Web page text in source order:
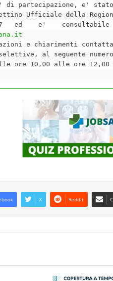
di partecipazione, e'
Ufficiale della
e chiarimenti
al seguente
ore 10,00 alle ore
X Reddit